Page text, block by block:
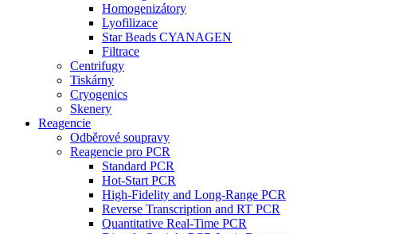
Homogenizátory
Lyofilizace
Star Beads CYANAGEN
Filtrace
Centrifugy
Tiskárny
Cryogenics
Skenery
Reagencie
Odběrové soupravy
Reagencie pro PCR
Standard PCR
Hot-Start PCR
High-Fidelity and Long-Range PCR
Reverse Transcription and RT PCR
Quantitative Real-Time PCR